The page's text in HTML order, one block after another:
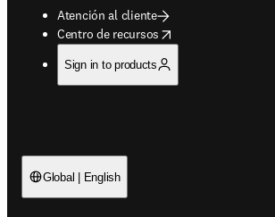
Atención al cliente
Centro de recursos
opens in new tab/window
Sign in to products
Global | English